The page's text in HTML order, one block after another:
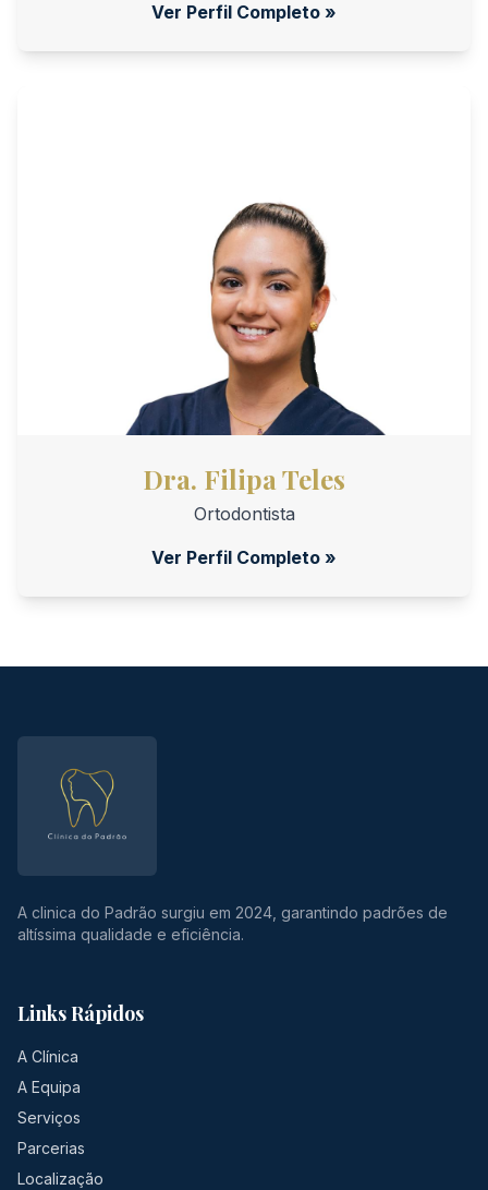
Ver Perfil Completo »
Dra. Filipa Teles
Ortodontista
Ver Perfil Completo »
A clinica do Padrão surgiu em 2024, garantindo padrões de
altíssima qualidade e eficiência.
Links Rápidos
A Clínica
A Equipa
Serviços
Parcerias
Localização